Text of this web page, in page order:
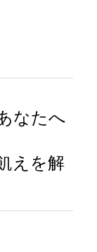
なたへ
えを解